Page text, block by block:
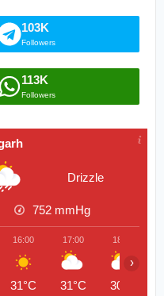
103K
Followers
113K
Followers
Drizzle
752 mmHg
16:00
31°C
17:00
31°C
18:00
30°C
›